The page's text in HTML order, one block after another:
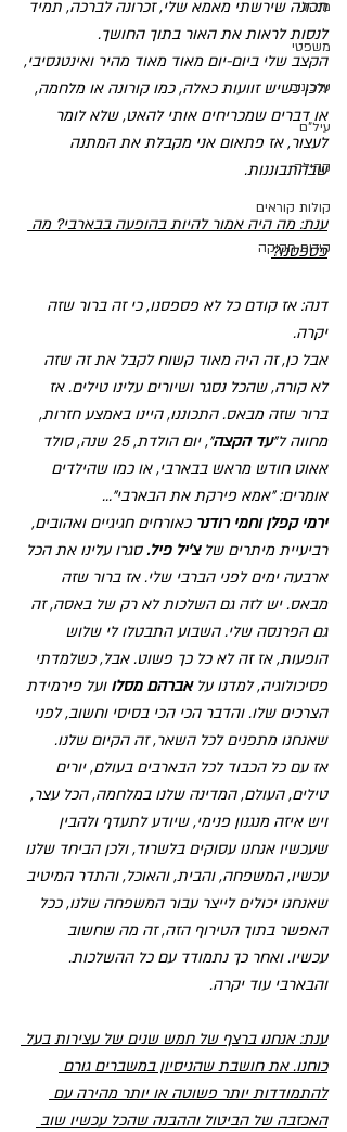
מנהלי
משפטי
עדכונים
עיל"ם
קהילה
קולות קוראים
קידום חקיקה
תכונה שירשתי מאמא שלי, זכרונה לברכה, תמיד
לנסות לראות את האור בתוך החושך.
הקצב שלי ביום-יום מאוד מאוד מהיר ואינטנסיבי,
ולכן כשיש זוועות כאלה, כמו קורונה או מלחמה,
או דברים שמכריחים אותי להאט, שלא לומר
לעצור, אז פתאום אני מקבלת את המתנה
שבהתבוננות.
ענת: מה היה אמור להיות בהופעה בבארבי? מה
פספסנו?
דנה: אז קודם כל לא פספסנו, כי זה ברור שזה
יקרה.
אבל כן, זה היה מאוד קשוח לקבל את זה שזה
לא קורה, שהכל נסגר ושיורים עלינו טילים. אז
ברור שזה מבאס. התכוננו, היינו באמצע חזרות,
מחווה ל״עד הקצה
״, יום הולדת, 25 שנה, סולד
אאוט חודש מראש בבארבי, או כמו שהילדים
אומרים: ״אמא פירקת את הבארבי״…
ירמי קפלן וחמי רודנר כאורחים חגיגיים ואהובים,
רביעיית מיתרים של צ‘יל פיל. סגרו עלינו את הכל
ארבעה ימים לפני הברבי שלי. אז ברור שזה
מבאס. יש לזה גם השלכות לא רק של באסה, זה
גם הפרנסה שלי. השבוע התבטלו לי שלוש
הופעות, אז זה לא כל כך פשוט. אבל, כשלמדתי
פסיכולוגיה, למדנו על אברהם מסלו ועל פירמידת
הצרכים שלו. והדבר הכי הכי בסיסי וחשוב, לפני
שאנחנו מתפנים לכל השאר, זה הקיום שלנו.
אז עם כל הכבוד לכל הבארבים בעולם, יורים
טילים, העולם, המדינה שלנו במלחמה, הכל עצר,
ויש איזה מנגנון פנימי, שיודע לתעדף ולהבין
שעכשיו אנחנו עסוקים בלשרוד, ולכן הביחד שלנו
עכשיו, המשפחה, והבית, והאוכל, והתדר המיטיב
שאנחנו יכולים לייצר עבור המשפחה שלנו, ככל
האפשר בתוך הטירוף הזה, זה מה שחשוב
עכשיו. ואחר כך נתמודד עם כל ההשלכות.
והבארבי עוד יקרה.
ענת: אנחנו ברצף של חמש שנים של עצירות בעל
כוחנו. את חושבת שהניסיון במשברים גורם
להתמודדות יותר פשוטה או יותר מהירה עם
האכזבה של הביטול וההבנה שהכל עכשיו שוב